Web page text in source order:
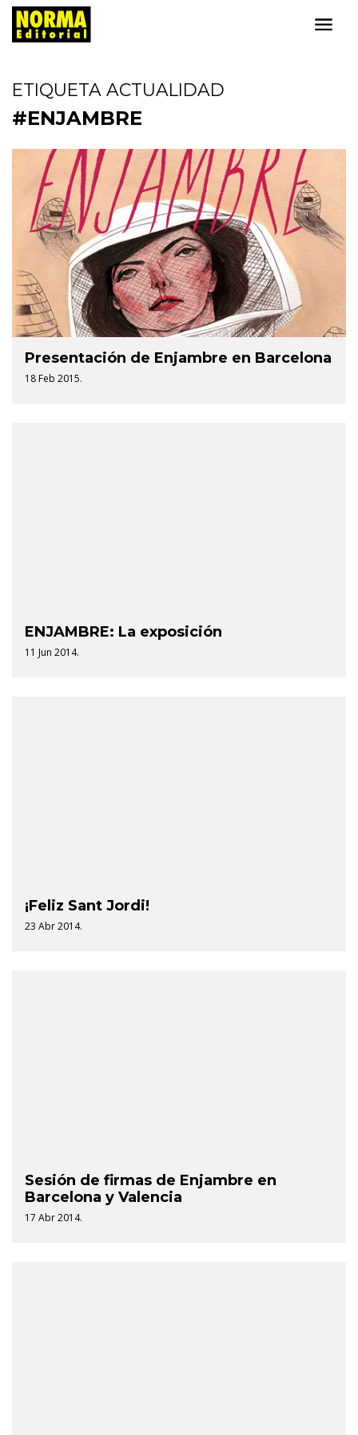
ETIQUETA ACTUALIDAD
#ENJAMBRE
Presentación de Enjambre en Barcelona
18 Feb 2015.
ENJAMBRE: La exposición
11 Jun 2014.
¡Feliz Sant Jordi!
23 Abr 2014.
Sesión de firmas de Enjambre en
Barcelona y Valencia
17 Abr 2014.